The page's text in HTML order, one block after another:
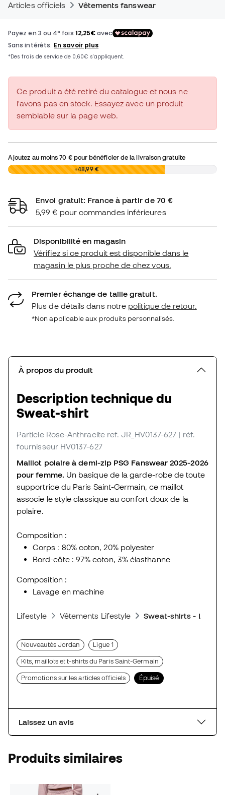
Articles officiels Vêtements fanswear
Ce produit a été retiré du catalogue et nous ne
l'avons pas en stock. Essayez avec un produit
semblable sur la page web.
Ajoutez au moins70 €pour bénéficier de la livraison gratuite
0,00 € +48,99 €
Envoi gratuit: France à partir de 70 €
5,99 € pour commandes inférieures
Disponibilité en magasin
Vérifiez si ce produit est disponible dans le
magasin le plus proche de chez vous.
Premier échange de taille gratuit.
Plus de détails dans notre politique de retour.
*Non applicable aux produits personnalisés.
À propos du produit
Description technique du
Sweat-shirt
Particle Rose-Anthracite ref. JR_HV0137-627 | réf.
fournisseur HV0137-627
Maillot polaire à demi-zip PSG Fanswear 2025-2026
pour femme. Un basique de la garde-robe de toute
supportrice du Paris Saint-Germain, ce maillot
associe le style classique au confort doux de la
polaire.
Composition :
Corps : 80% coton, 20% polyester
Bord-côte : 97% coton, 3% élasthanne
Composition :
Lavage en machine
Lifestyle Vêtements Lifestyle Sweat-shirts -
Nouveautés Jordan Ligue 1
Kits, maillots et t-shirts du Paris Saint-Germain
Promotions sur les articles officiels Épuisé
Laissez un avis
Produits similaires